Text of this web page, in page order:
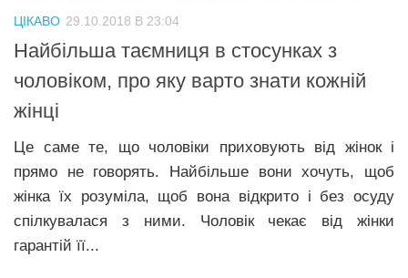
ЦІКАВО 29.10.2018 В 23:04
Найбільша таємниця в стосунках з
чоловіком, про яку варто знати кожній
жінці
Це саме те, що чоловіки приховують від жінок і
прямо не говорять. Найбільше вони хочуть, щоб
жінка їх розуміла, щоб вона відкрито і без осуду
спілкувалася з ними. Чоловік чекає від жінки
гарантій її...